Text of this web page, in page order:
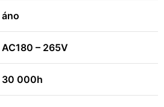
áno
AC180 – 265V
30 000h